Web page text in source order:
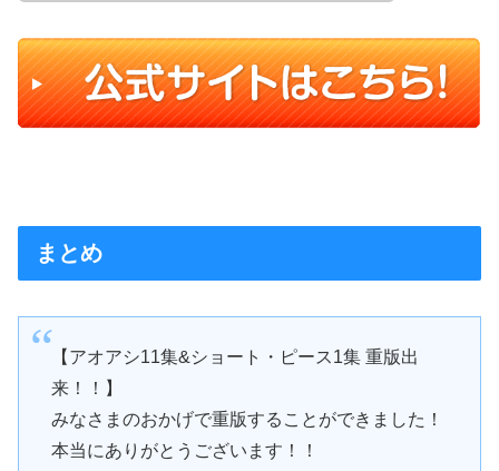
まとめ
【アオアシ11集&ショート・ピース1集 重版出
来！！】
みなさまのおかげで重版することができました！
本当にありがとうございます！！